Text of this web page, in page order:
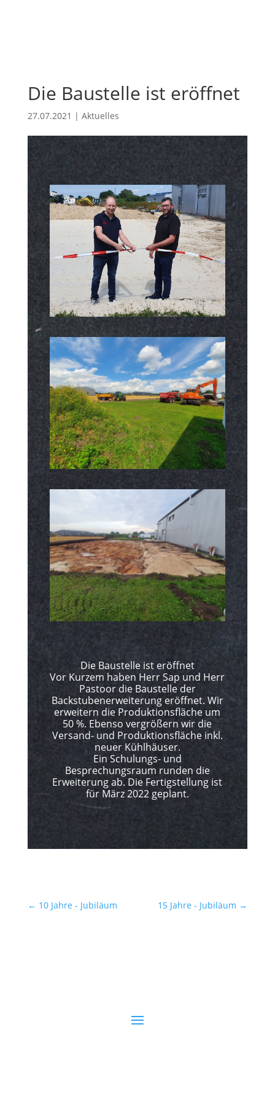
Die Baustelle ist eröffnet
27.07.2021 | Aktuelles
Die Baustelle ist eröffnet
Vor Kurzem haben Herr Sap und Herr
Pastoor die Baustelle der
Backstubenerweiterung eröffnet. Wir
erweitern die Produktionsfläche um
50 %. Ebenso vergrößern wir die
Versand- und Produktionsfläche inkl.
neuer Kühlhäuser.
Ein Schulungs- und
Besprechungsraum runden die
Erweiterung ab. Die Fertigstellung ist
für März 2022 geplant.
← 10 Jahre - Jubiläum 15 Jahre - Jubiläum →